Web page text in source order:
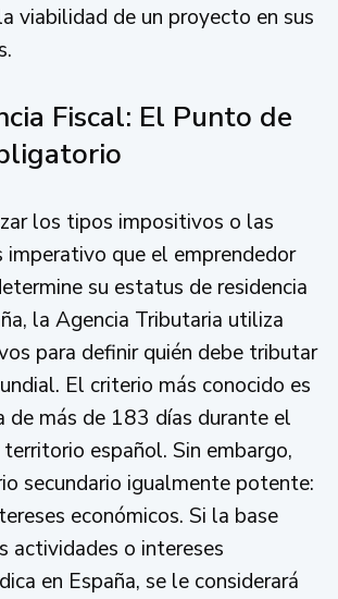
viabilidad de un proyecto en sus
Fiscal: El Punto de
los tipos impositivos o las
imperativo que el emprendedor
su estatus de residencia
la Agencia Tributaria utiliza
para definir quién debe tributar
El criterio más conocido es
de más de 183 días durante el
español. Sin embargo,
secundario igualmente potente:
económicos. Si la base
actividades o intereses
en España, se le considerará